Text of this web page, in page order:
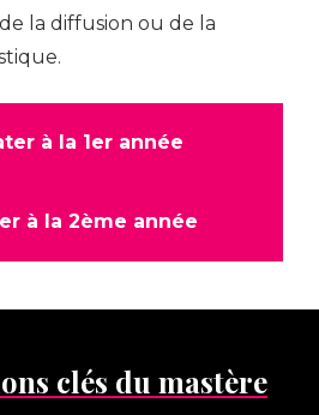
la diffusion ou de la
à la 1er année
à la 2ème année
clés du mastère